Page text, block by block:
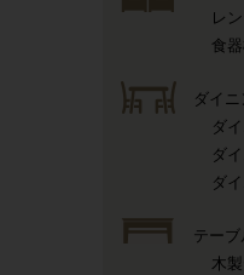
レ
食
ダイ
ダ
ダ
ダ
テーブ
木